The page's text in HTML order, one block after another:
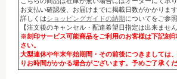
お支払い確認後、お届けまでに掲載日数がかかります
詳しくはショッピングガイドの納期についてをご参照
【注文後のキャンセル・配達希望日指定は出来ません
※刻印サービス可能商品をご利用のお客様は下記刻
さい。
大型連休や年末年始期間・その前後につきましては
りお時間がかかる場合がございます。予めご了承くだ